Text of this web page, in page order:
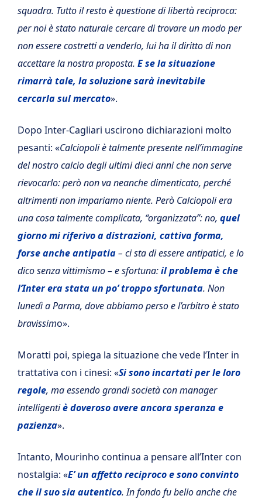
squadra. Tutto il resto è questione di libertà reciproca:
per noi è stato naturale cercare di trovare un modo per
non essere costretti a venderlo, lui ha il diritto di non
accettare la nostra proposta. E se la situazione
rimarrà tale, la soluzione sarà inevitabile
cercarla sul mercato».
Dopo Inter-Cagliari uscirono dichiarazioni molto
pesanti: «Calciopoli è talmente presente nell’immagine
del nostro calcio degli ultimi dieci anni che non serve
rievocarlo: però non va neanche dimenticato, perché
altrimenti non impariamo niente. Però Calciopoli era
una cosa talmente complicata, “organizzata”: no, quel
giorno mi riferivo a distrazioni, cattiva forma,
forse anche antipatia– ci sta di essere antipatici, e lo
dico senza vittimismo – e sfortuna:il problema è che
l’Inter era stata un po’ troppo sfortunata. Non
lunedì a Parma, dove abbiamo perso e l’arbitro è stato
bravissimo».
Moratti poi, spiega la situazione che vede l’Inter in
trattativa con i cinesi: «Si sono incartati per le loro
regole, ma essendo grandi società con manager
intelligentiè doveroso avere ancora speranza e
pazienza».
Intanto, Mourinho continua a pensare all’Inter con
nostalgia: «E’ un affetto reciproco e sono convinto
che il suo sia autentico. In fondo fu bello anche che